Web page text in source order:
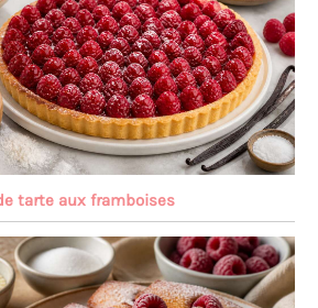
tarte aux framboises